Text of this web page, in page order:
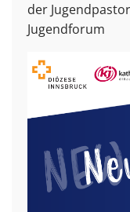
der
Jugendforum